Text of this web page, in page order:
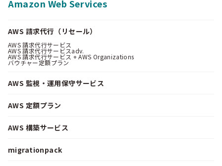
Amazon Web Services
AWS 請求代行（リセール）
AWS 請求代行サービス
AWS 請求代行サービスadv.
AWS 請求代行サービス + AWS Organizations
バウチャー定額プラン
AWS 監視・運用保守サービス
AWS 定額プラン
AWS 構築サービス
migrationpack